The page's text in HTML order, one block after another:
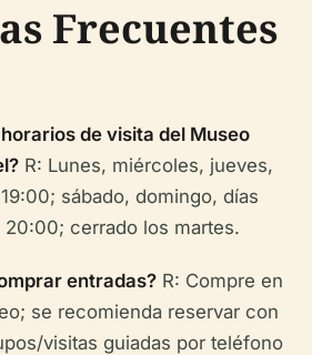
Frecuentes
de visita del Museo
R: Lunes, miércoles, jueves,
sábado, domingo, días
20:00; cerrado los martes.
entradas? R: Compre en
se recomienda reservar con
visitas guiadas por teléfono